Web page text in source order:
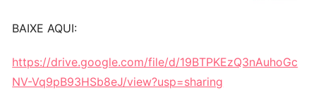
BAIXE AQUI:
https://drive.google.com/file/d/19BTPKEzQ3nAuhoGc
NV-Vq9pB93HSb8eJ/view?usp=sharing